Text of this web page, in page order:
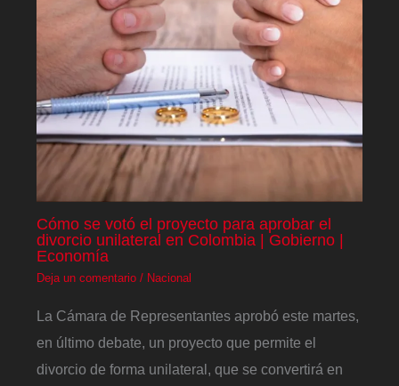
Cómo se votó el proyecto para aprobar el
divorcio unilateral en Colombia | Gobierno |
Economía
Deja un comentario / Nacional
La Cámara de Representantes aprobó este martes,
en último debate, un proyecto que permite el
divorcio de forma unilateral, que se convertirá en